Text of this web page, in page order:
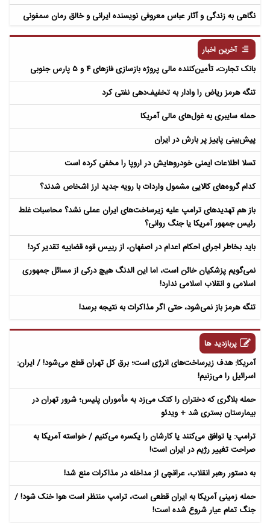
نگاهی به زندگی و آثار عباس معروفی نویسنده ایرانی و خالق رمان سمفونی
آخرین اخبار
بانک تجارت، تأمین‌کننده مالی پروژه بازسازی فازهای ۴ و ۵ پارس جنوبی
تنگه هرمز ریاض را وادار به تخفیف‌دهی نفتی کرد
حمله سایبری به غول‌های مالی آمریکا
پیش‌بینی پاییز پر بارش در ایران
تسلا اطلاعات ایمنی خودروهایش در اروپا را مخفی کرده است
کدام گروه‌های کالایی مشمول واردات با رویه جدید ارز اشخاص شدند؟
باز هم تهدیدهای ترامپ علیه زیرساخت‌های ایران عملی نشد؟ محاسبات غلط
رئیس جمهور آمریکا یا جنگ روانی؟
باید بخاطر اجرای احکام اعدام در اصفهان، از رییس قوه قضاییه تقدیر کرد!
نمی‌گویم پزشکیان خائن است، اما این الدنگ هیچ درکی از مسائل جمهوری
اسلامی و انقلاب اسلامی ندارد!
تنگه هرمز باز نمی‌شود، حتی اگر مذاکرات به نتیجه برسد!
پربازدید ها
آمریکا: هدف زیرساخت‌های انرژی است؛ برق کل تهران قطع می‌شود! / ایران:
اسرائیل را می‌زنیم!
حمله بلاگری که دختران را کتک می‌زد به مأموران پلیس؛ شرور تهران در
بیمارستان بستری شد + ویدئو
ترامپ: یا توافق می‌کنند یا کارشان را یکسره می‌کنیم / خواسته آمریکا به
صراحت تغییر رژیم در ایران است!
به دستور رهبر انقلاب، عراقچی از مداخله در مذاکرات منع شد!
حمله زمینی آمریکا به ایران قطعی است، ترامپ منتظر است هوا خنک شود! /
جنگ تمام عیار شروع شده است!